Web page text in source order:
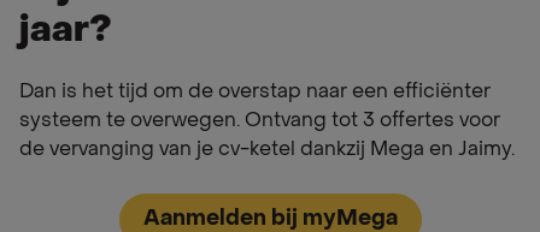
jaar?
Dan is het tijd om de overstap naar een efficiënter
systeem te overwegen. Ontvang tot 3 offertes voor
de vervanging van je cv-ketel dankzij Mega en Jaimy.
Aanmelden bij myMega